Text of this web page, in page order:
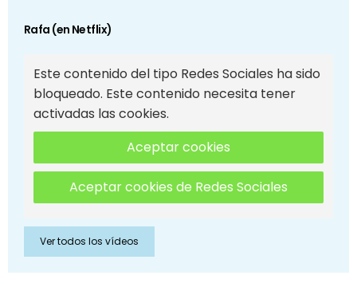
Rafa (en Netflix)
Este contenido del tipo Redes Sociales ha sido
bloqueado. Este contenido necesita tener
activadas las cookies.
Aceptar cookies
Aceptar cookies de Redes Sociales
Ver todos los vídeos